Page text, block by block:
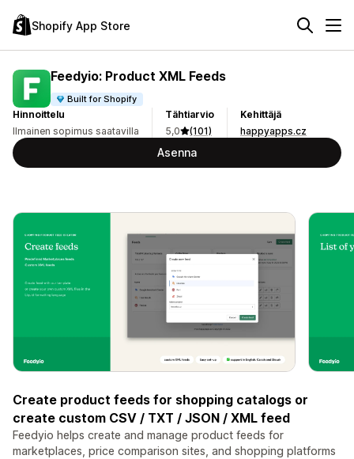
Shopify App Store
Feedyio: Product XML Feeds
Built for Shopify
Hinnoittelu
Ilmainen sopimus saatavilla
Tähtiarvio
5,0
(101)
Kehittäjä
happyapps.cz
Asenna
Create product feeds for shopping catalogs or
create custom CSV / TXT / JSON / XML feed
Feedyio helps create and manage product feeds for
marketplaces, price comparison sites, and shopping platforms